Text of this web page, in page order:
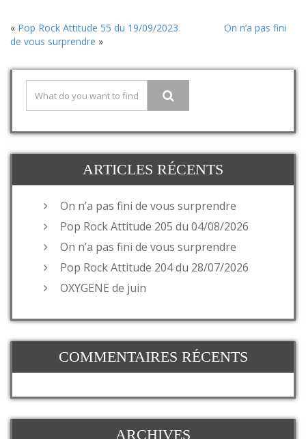
« Pop Rock Attitude 55 du 19/09/2023
On n’a pas fini
de vous surprendre »
ARTICLES RÉCENTS
On n’a pas fini de vous surprendre
Pop Rock Attitude 205 du 04/08/2026
On n’a pas fini de vous surprendre
Pop Rock Attitude 204 du 28/07/2026
OXYGENE de juin
COMMENTAIRES RÉCENTS
ARCHIVES